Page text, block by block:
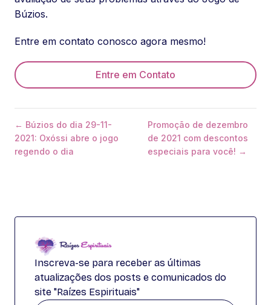
Búzios.
Entre em contato conosco agora mesmo!
Entre em Contato
← Búzios do dia 29-11-
2021: Oxóssi abre o jogo
regendo o dia
Promoção de dezembro
de 2021 com descontos
especiais para você! →
Inscreva-se para receber as últimas
atualizações dos posts e comunicados do
site "Raízes Espirituais"